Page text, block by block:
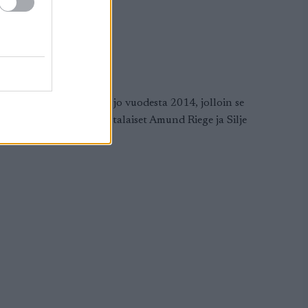
mukana Pro Tourilla jo vuodesta 2014, jolloin se
kiiruhtivat ensikertalaiset Amund Riege ja Silje